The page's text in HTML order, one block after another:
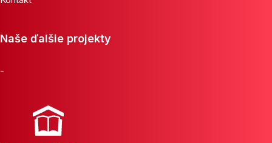
Naše ďalšie projekty
-